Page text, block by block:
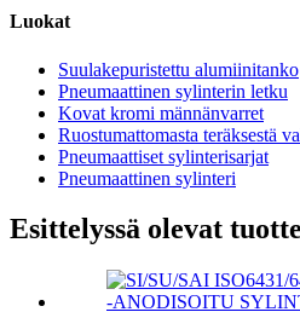
Luokat
Suulakepuristettu alumiinitanko
Pneumaattinen sylinterin letku
Kovat kromi männänvarret
Ruostumattomasta teräksestä
Pneumaattiset sylinterisarjat
Pneumaattinen sylinteri
Esittelyssä olevat